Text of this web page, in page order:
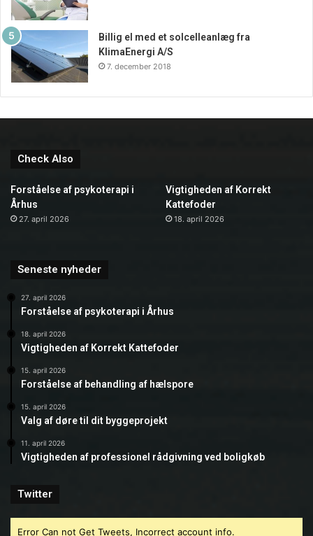
Billig el med et solcelleanlæg fra
KlimaEnergi A/S
7. december 2018
Check Also
Forståelse af psykoterapi i
Århus
27. april 2026
Vigtigheden af Korrekt
Kattefoder
18. april 2026
Seneste nyheder
27. april 2026
Forståelse af psykoterapi i Århus
18. april 2026
Vigtigheden af Korrekt Kattefoder
15. april 2026
Forståelse af behandling af hælspore
15. april 2026
Valg af døre til dit byggeprojekt
11. april 2026
Vigtigheden af professionel rådgivning ved boligkøb
Twitter
Error Can not Get Tweets, Incorrect account info.